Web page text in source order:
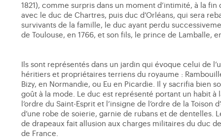
1821), comme surpris dans un moment d’intimité, à la
avec le duc de Chartres, puis duc d’Orléans, qui sera
survivants de la famille, le duc ayant perdu
de Toulouse, en 1766, et son fils, le prince de Lamballe,
Ils sont représentés dans un jardin qui évoque celui de
héritiers et propriétaires terriens du royaume :
Bizy, en Normandie, ou Eu en Picardie. Il y sacrifia bien
goût à la mode. Le duc est représenté portant un habit
l’ordre du Saint-Esprit et l’insigne de l’ordre de la
d’une robe de soierie, garnie de rubans et de dentelles.
de drapeaux fait allusion aux charges militaires du duc
de France.